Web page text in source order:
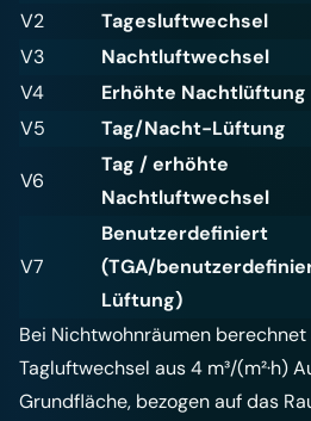
V2
Tagesluftwechsel
V3
Nachtluftwechsel
V4
Erhöhte Nachtlüftung
V5
Tag/Nacht-Lüftung
V6
Tag / erhöhte
Nachtluftwechsel
V7
Benutzerdefiniert
(TGA/
Lüftung)
Bei Nichtwohnräumen
Tagluftwechsel aus 4 m³/(m²·h)
Grundfläche, bezogen auf das